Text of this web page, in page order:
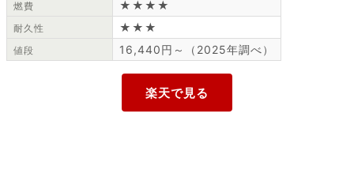
燃費 ★★★★
耐久性 ★★★
値段 16,440円～（2025年調べ）